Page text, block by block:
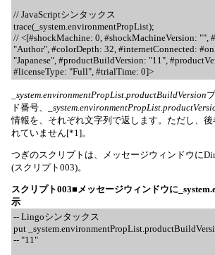
// JavaScriptシンタックス
trace(_system.environmentPropList);
// <[#shockMachine: 0, #shockMachineVersion: "",
"Author", #colorDepth: 32, #internetConnected:
"Japanese", #productBuildVersion: "11",
#licenseType: "Full", #trialTime: 0]>
_system.environmentPropList.productBuildVersion
ド番号、
情報を、それぞれ文字列で返します。ただし、
れていません[*1]。
つぎのスクリプトは、メッセージウィンドウに
(スクリプト003)。
スクリプト003■メッセージウィンドウに
示
-- Lingoシンタックス
put
-- "11"